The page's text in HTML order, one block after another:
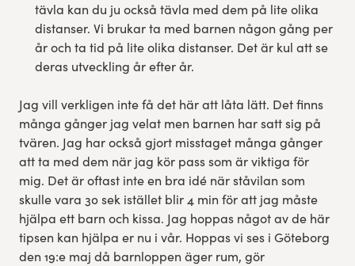
tävla kan du ju också tävla med dem på lite olika
distanser. Vi brukar ta med barnen någon gång per
år och ta tid på lite olika distanser. Det är kul att se
deras utveckling år efter år.
Jag vill verkligen inte få det här att låta lätt. Det finns
många gånger jag velat men barnen har satt sig på
tvären. Jag har också gjort misstaget många gånger
att ta med dem när jag kör pass som är viktiga för
mig. Det är oftast inte en bra idé när ståvilan som
skulle vara 30 sek istället blir 4 min för att jag måste
hjälpa ett barn och kissa. Jag hoppas något av de här
tipsen kan hjälpa er nu i vår. Hoppas vi ses i Göteborg
den 19:e maj då barnloppen äger rum, gör